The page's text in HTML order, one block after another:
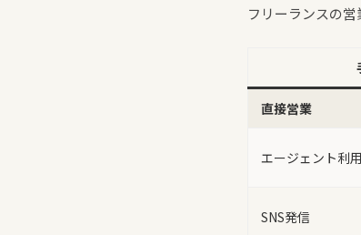
フリーランスの営
直接営業
エージェント利用
SNS発信